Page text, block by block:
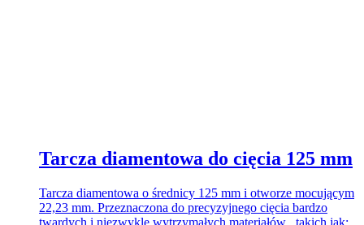
Tarcza diamentowa do cięcia 125 mm
Tarcza diamentowa o średnicy 125 mm i otworze mocującym
22,23 mm. Przeznaczona do precyzyjnego cięcia bardzo
twardych i niezwykle wytrzymałych materiałów , takich jak: